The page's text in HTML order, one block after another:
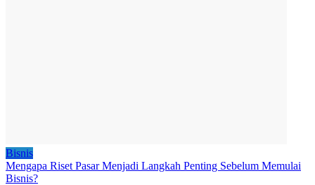
Bisnis
Mengapa Riset Pasar Menjadi Langkah Penting Sebelum Memulai
Bisnis?